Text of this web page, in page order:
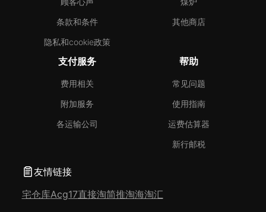
条款和条件
隐私和cookie政策
其他商店
支付服务
费用相关
附加服务
各运输公司
帮助
常见问题
使用指南
运费估算器
新行邮税
友情链接
宅仓库Acg17直接淘简推淘海淘汇